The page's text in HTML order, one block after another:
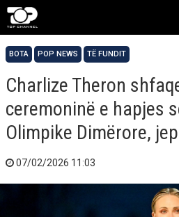
BOTA POP NEWS TË FUNDIT
Charlize Theron
ceremoninë e hapjes
Olimpike Dimërore,
07/02/2026 11:03